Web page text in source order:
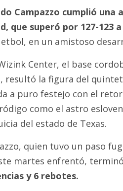
Campazzo cumplió
que superó por 127-123
en un amistoso
Center, el base
resultó la figura del
a puro festejo con el
como el astro
del estado de Texas.
quien tuvo un paso
martes enfrentó,
y 6 rebotes.